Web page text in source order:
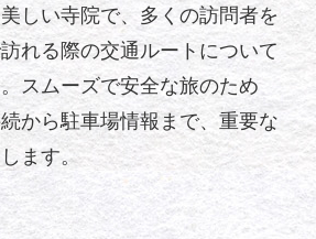
しい寺院で、多くの訪問者を
れる際の交通ルートについて
スムーズで安全な旅のため
から駐車場情報まで、重要な
ます。